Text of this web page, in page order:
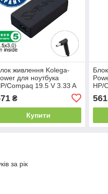
живлення Kolega-
для ноутбука
Compaq 19.5 V 3.33 A
4.5x3.0 (Гарантія 24
₴
Купити
HP/
561
за рік